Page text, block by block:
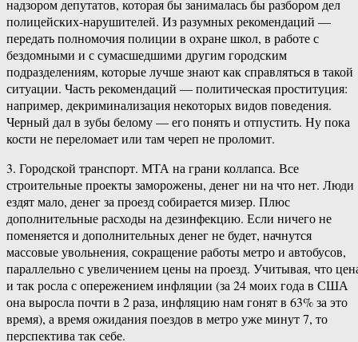
надзором депутатов, которая бы занималась бы разбором дел
полицейских-нарушителей. Из разумных рекомендаций —
передать полномочия полиции в охране школ, в работе с
бездомными и с сумасшедшими другим городским
подразделениям, которые лучше знают как справляться в такой
ситуации. Часть рекомендаций — политическая проституция:
например, декриминализация некоторых видов поведения.
Черный дал в зубы белому — его понять и отпустить. Ну пока
кости не переломает или там череп не проломит.
3. Городской транспорт. МТА на грани коллапса. Все
строительные проекты заморожены, денег ни на что нет. Люди
ездят мало, денег за проезд собирается мизер. Плюс
дополнительные расходы на дезинфекцию. Если ничего не
поменяется и дополнительных денег не будет, начнутся
массовые увольнения, сокращение работы метро и автобусов,
параллельно с увеличением цены на проезд. Учитывая, что
и так росла с опережением инфляции (за 24 моих года в США
она выросла почти в 2 раза, инфляцию нам гонят в 63% за это
время), а время ожидания поездов в метро уже минут 7, то
перспектива так себе.